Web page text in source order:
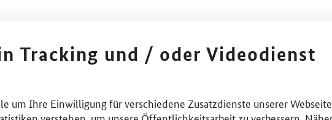
Tracking und / oder Videodienst
um Ihre Einwilligung für verschiedene Zusatzdienste unserer